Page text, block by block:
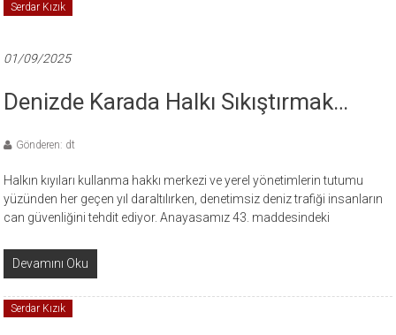
Serdar Kızık
01/09/2025
Denizde Karada Halkı Sıkıştırmak…
Gönderen: dt
Halkın kıyıları kullanma hakkı merkezi ve yerel yönetimlerin tutumu
yüzünden her geçen yıl daraltılırken, denetimsiz deniz trafiği insanların
can güvenliğini tehdit ediyor. Anayasamız 43. maddesindeki
Devamını Oku
Serdar Kızık